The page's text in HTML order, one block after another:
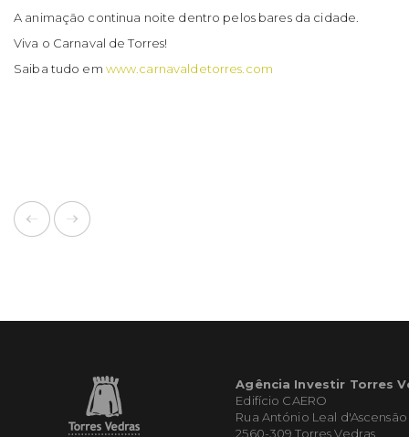
A animação continua noite dentro pelos bares da cidade.
Viva o Carnaval de Torres!
Saiba tudo em www.carnavaldetorres.com
Agência Investir Torres
Edifício CAERO
Rua António Leal d'Ascensão
2560-309 Torres Vedras